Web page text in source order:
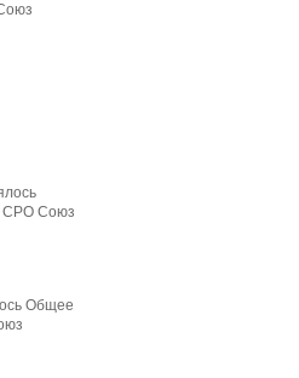
СРО Союз
Общее